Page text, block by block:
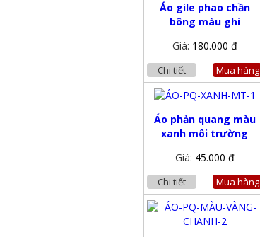
Áo gile phao chần
bông màu ghi
Giá: 180.000 đ
Chi tiết Mua hàng
Áo phản quang màu
xanh môi trường
Giá: 45.000 đ
Chi tiết Mua hàng